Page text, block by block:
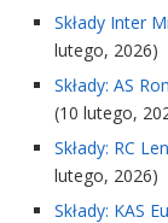
Składy Inter
lutego, 2026)
Składy: AS
(10 lutego,
Składy: RC
lutego, 2026)
Składy: KAS